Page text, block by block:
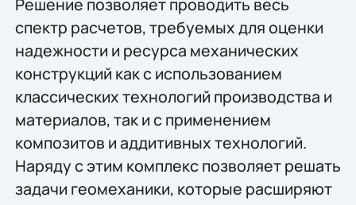
Решение позволяет проводить весь
спектр расчетов, требуемых для оценки
надежности и ресурса механических
конструкций как с использованием
классических технологий производства и
материалов, так и с применением
композитов и аддитивных технологий.
Наряду с этим комплекс позволяет решать
задачи геомеханики, которые расширяют